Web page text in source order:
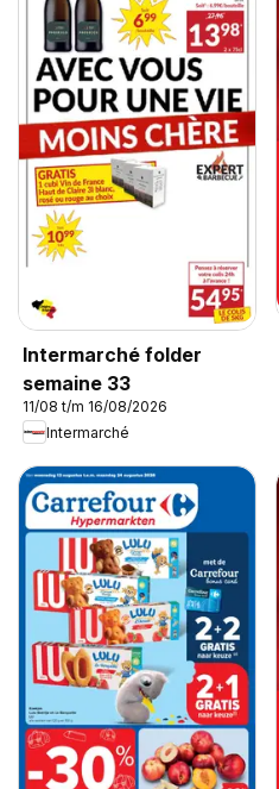
Intermarché folder
semaine 33
11/08 t/m 16/08/2026
Intermarché